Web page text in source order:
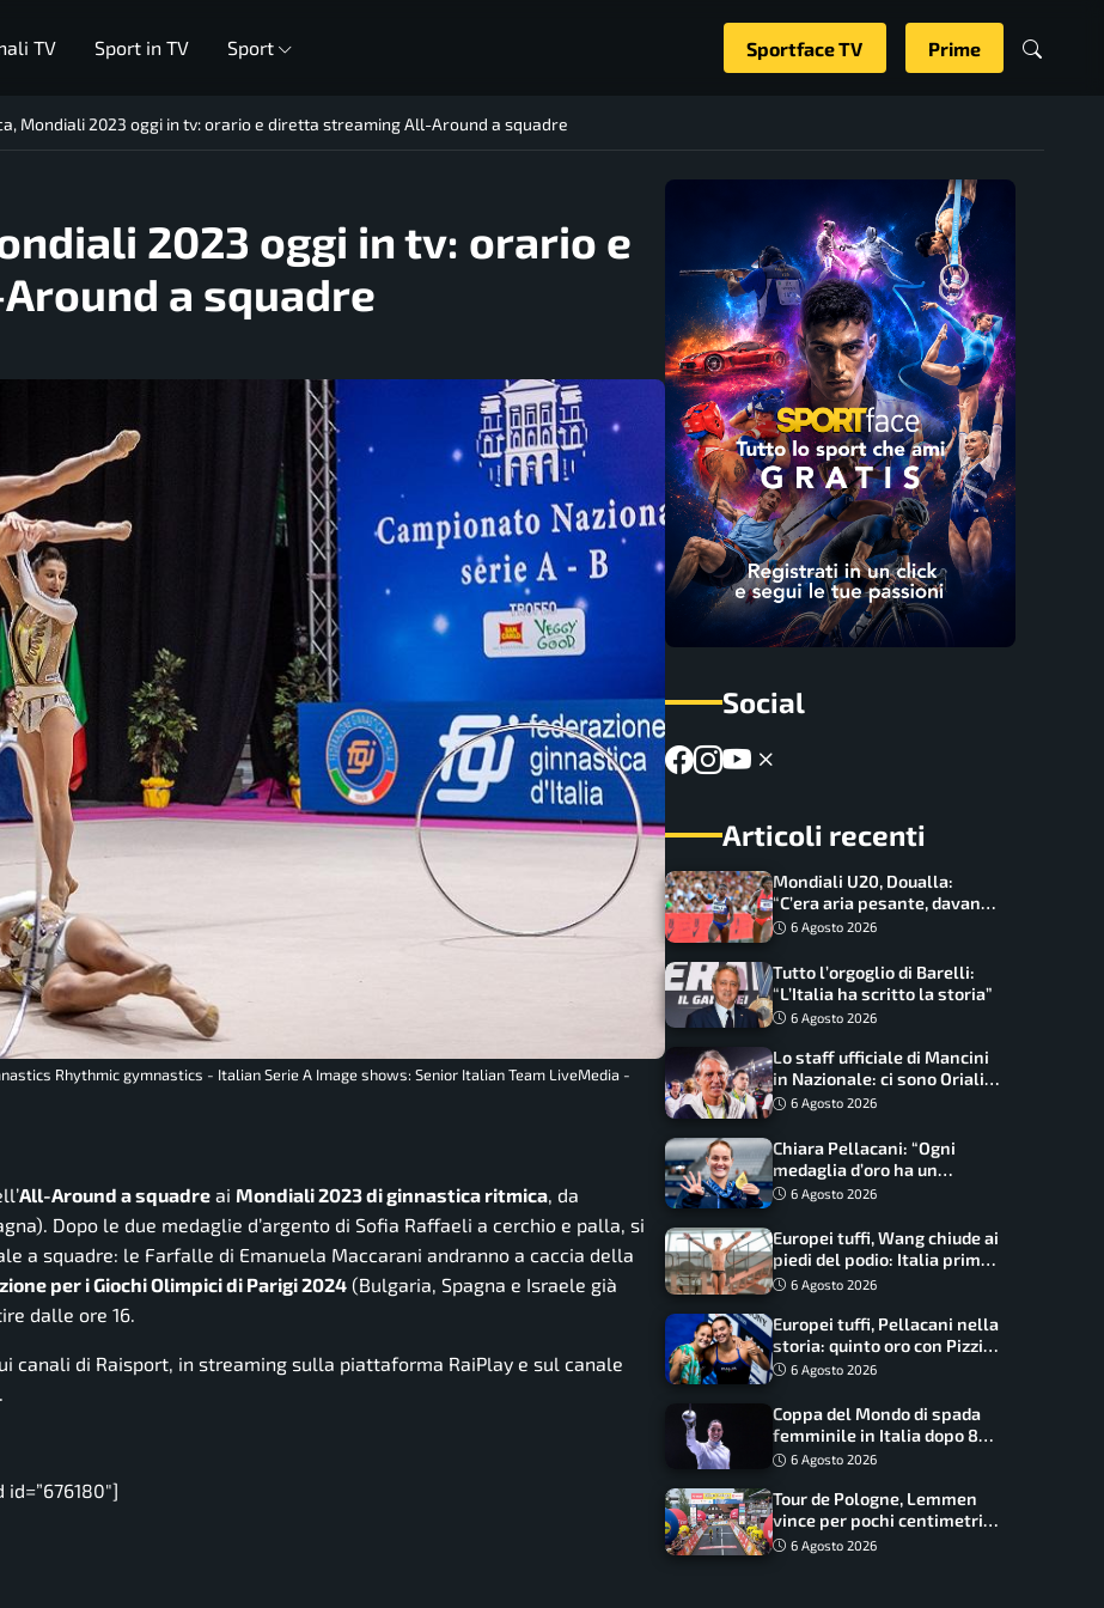
TV Sport in TV Sport Sportface TV Prime
Mondiali 2023 oggi in tv: orario e diretta streaming All-Around a squadre
2023 oggi in tv: orario e
a squadre
Rhythmic gymnastics - Italian Serie A Image shows: Senior Italian Team LiveMedia -
All-Around a squadre ai Mondiali 2023 di ginnastica ritmica, da
Dopo le due medaglie d’argento di Sofia Raffaeli a cerchio e palla, si
a squadre: le Farfalle di Emanuela Maccarani andranno a caccia della
per i Giochi Olimpici di Parigi 2024 (Bulgaria, Spagna e Israele già
dalle ore 16.
canali di Raisport, in streaming sulla piattaforma RaiPlay e sul canale
Social
Articoli recenti
Mondiali U20, Doualla:
“C’era aria pesante, davano
le mascherine! Finale? Non
6 Agosto 2026
Tutto l’orgoglio di Barelli:
“L’Italia ha scritto la storia”
6 Agosto 2026
Lo staff ufficiale di Mancini
in Nazionale: ci sono Oriali e
Bonucci, confermato un
6 Agosto 2026
Chiara Pellacani: “Ogni
medaglia d’oro ha un
significato diverso. Ho fatto
6 Agosto 2026
Europei tuffi, Wang chiude ai
piedi del podio: Italia prima
nel medagliere
6 Agosto 2026
Europei tuffi, Pellacani nella
storia: quinto oro con Pizzini
nel sincro da 3 metri
6 Agosto 2026
Coppa del Mondo di spada
femminile in Italia dopo 8
anni, Alberta Santuccio: “Il
frutti”
6 Agosto 2026
Tour de Pologne, Lemmen
vince per pochi centimetri
su Scaroni: maxi-caduta e
6 Agosto 2026